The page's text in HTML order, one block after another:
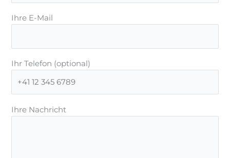
Ihre E-Mail
Ihr Telefon (optional)
Ihre Nachricht